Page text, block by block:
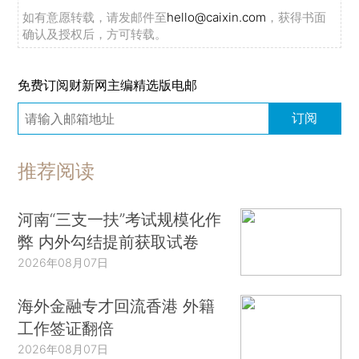
如有意愿转载，请发邮件至hello@caixin.com ，获得书面
确认及授权后，方可转载。
免费订阅财新网主编精选版电邮
订阅
推荐阅读
河南“三支一扶”考试规模化作
弊 内外勾结提前获取试卷
2026年08月07日
海外金融专才回流香港 外籍
工作签证翻倍
2026年08月07日